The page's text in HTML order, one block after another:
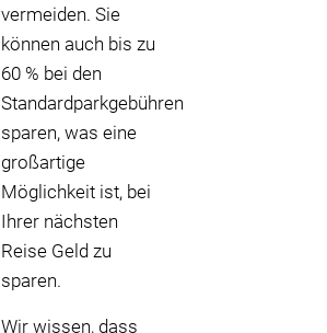
vermeiden. Sie
können auch bis zu
60 % bei den
Standardparkgebühren
sparen, was eine
großartige
Möglichkeit ist, bei
Ihrer nächsten
Reise Geld zu
sparen.
Wir wissen, dass